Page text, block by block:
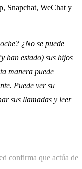
Snapchat, WeChat y
¿No se puede
han estado) sus hijos
manera puede
Puede ver su
sus llamadas y leer
confirma que actúa de